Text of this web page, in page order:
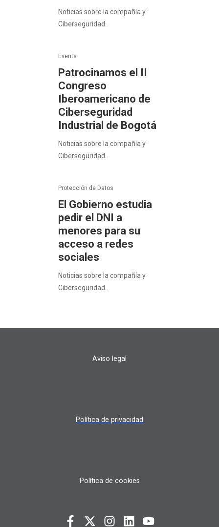
Noticias sobre la compañía y
Ciberseguridad.
Events
Patrocinamos el II
Congreso
Iberoamericano de
Ciberseguridad
Industrial de Bogotá
Noticias sobre la compañía y
Ciberseguridad.
Protección de Datos
El Gobierno estudia
pedir el DNI a
menores para su
acceso a redes
sociales
Noticias sobre la compañía y
Ciberseguridad.
Aviso legal
Política de privacidad
Política de cookies